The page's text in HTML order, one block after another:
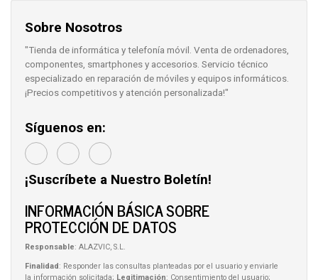
Sobre Nosotros
"Tienda de informática y telefonía móvil. Venta de ordenadores,
componentes, smartphones y accesorios. Servicio técnico
especializado en reparación de móviles y equipos informáticos.
¡Precios competitivos y atención personalizada!"
Síguenos en:
¡Suscríbete a Nuestro Boletín!
INFORMACIÓN BÁSICA SOBRE
PROTECCIÓN DE DATOS
Responsable: ALAZVIC, S.L.
Finalidad: Responder las consultas planteadas por el usuario y enviarle
la información solicitada; Legitimación: Consentimiento del usuario;